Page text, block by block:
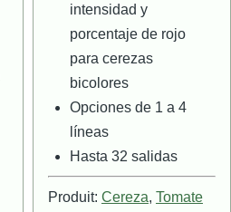
intensidad y
porcentaje de rojo
para cerezas
bicolores
Opciones de 1 a 4
líneas
Hasta 32 salidas
Produit: Cereza, Tomate